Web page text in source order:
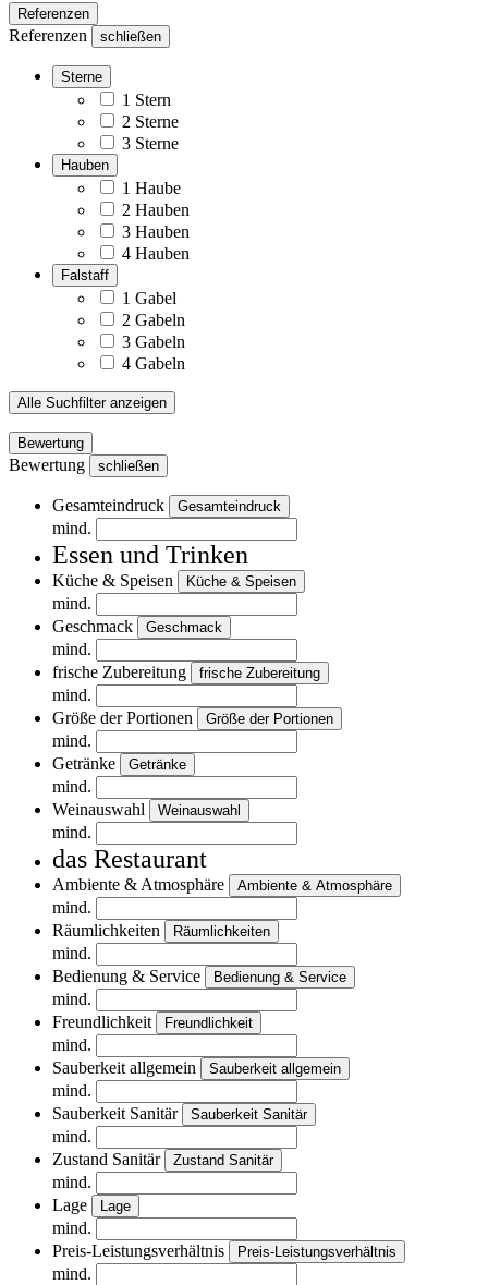
Referenzen
Referenzen schließen
Sterne
1 Stern
2 Sterne
3 Sterne
Hauben
1 Haube
2 Hauben
3 Hauben
4 Hauben
Falstaff
1 Gabel
2 Gabeln
3 Gabeln
4 Gabeln
Alle Suchfilter anzeigen
Bewertung
Bewertung schließen
Gesamteindruck Gesamteindruck
mind.
Essen und Trinken
Küche & Speisen Küche & Speisen
mind.
Geschmack
Geschmack
mind.
frische Zubereitung
frische Zubereitung
mind.
Größe der Portionen
Größe der Portionen
mind.
Getränke
Getränke
mind.
Weinauswahl
Weinauswahl
mind.
das Restaurant
Ambiente & Atmosphäre Ambiente & Atmosphäre
mind.
Räumlichkeiten
Räumlichkeiten
mind.
Bedienung & Service
Bedienung & Service
mind.
Freundlichkeit
Freundlichkeit
mind.
Sauberkeit allgemein
Sauberkeit allgemein
mind.
Sauberkeit Sanitär
Sauberkeit Sanitär
mind.
Zustand Sanitär
Zustand Sanitär
mind.
Lage
Lage
mind.
Preis-Leistungsverhältnis
Preis-Leistungsverhältnis
mind.